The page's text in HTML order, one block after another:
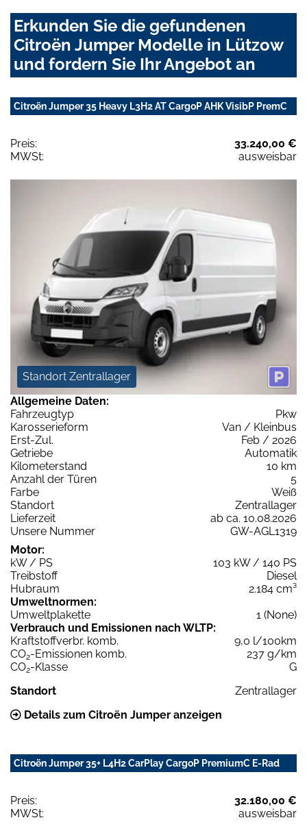
Erkunden Sie die gefundenen
Citroën Jumper Modelle in Lützow
und fordern Sie Ihr Angebot an
Citroën Jumper 35 Heavy L3H2 AT CargoP AHK VisibP PremC
Preis:
33.240,00 €
MWSt:
ausweisbar
Standort Zentrallager
Allgemeine Daten:
Fahrzeugtyp
Pkw
Karosserieform
Van / Kleinbus
Erst-Zul.
Feb / 2026
Getriebe
Automatik
Kilometerstand
10 km
Anzahl der Türen
5
Farbe
Weiß
Standort
Zentrallager
Lieferzeit
ab ca. 10.08.2026
Unsere Nummer
GW-AGL1319
Motor:
kW / PS
103 kW / 140 PS
Treibstoff
Diesel
Hubraum
2.184 cm³
Umweltnormen:
Umweltplakette
1 (None)
Verbrauch und Emissionen nach WLTP:
Kraftstoffverbr. komb.
9,0 l/100km
CO2-Emissionen komb.
237 g/km
CO2-Klasse
G
Standort
Zentrallager
Details zum Citroën Jumper anzeigen
Citroën Jumper 35+ L4H2 CarPlay CargoP PremiumC E-Rad
Preis:
32.180,00 €
MWSt:
ausweisbar